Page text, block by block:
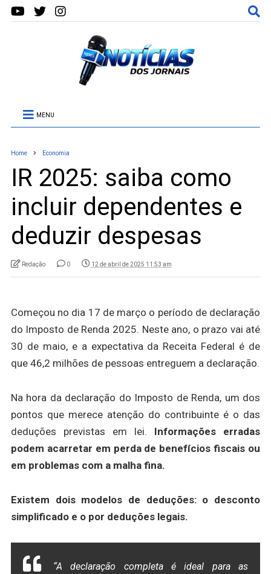
MENU
Home Economia
IR 2025: saiba como
incluir dependentes e
deduzir despesas
Redação 0 12 de abril de 2025 11:53 am
Começou no dia 17 de março o período de declaração
do Imposto de Renda 2025. Neste ano, o prazo vai até
30 de maio, e a expectativa da Receita Federal é de
que 46,2 milhões de pessoas entreguem a declaração.
Na hora da declaração do Imposto de Renda, um dos
pontos que merece atenção do contribuinte é o das
deduções previstas em lei. Informações erradas
podem acarretar em perda de benefícios fiscais ou
em problemas com a malha fina.
Existem dois modelos de deduções: o desconto
simplificado e o por deduções legais.
“A declaração completa é ideal para as